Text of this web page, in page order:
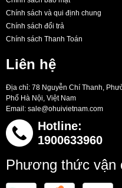
Chính sách và qui định chung
Chính sách đổi trả
Chính sách Thanh Toán
Liên hệ
Địa chỉ: 78 Nguyễn Chí Thanh,
Phố Hà Nội, Việt Nam
Email: sale@ohuivietnam.com
Hotline:
1900633960
Phương thức vận